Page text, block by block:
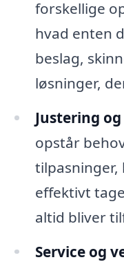
forskellige
hvad enten
beslag,
løsninger,
Justering
opstår
effektivt
altid bliver
Service og